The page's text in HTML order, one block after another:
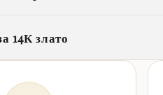
14К злато